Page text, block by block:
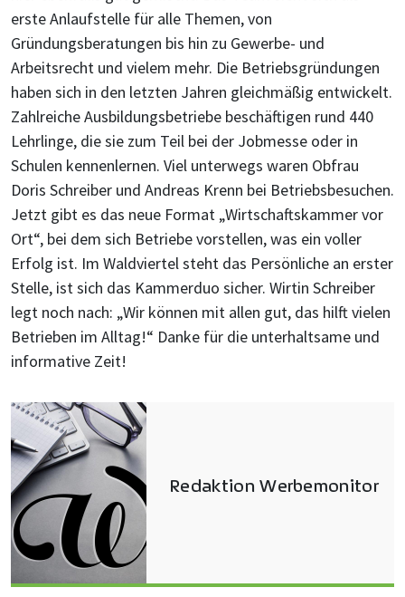
erste Anlaufstelle für alle Themen, von
Gründungsberatungen bis hin zu Gewerbe- und
Arbeitsrecht und vielem mehr. Die Betriebsgründungen
haben sich in den letzten Jahren gleichmäßig entwickelt.
Zahlreiche Ausbildungsbetriebe beschäftigen rund 440
Lehrlinge, die sie zum Teil bei der Jobmesse oder in
Schulen kennenlernen. Viel unterwegs waren Obfrau
Doris Schreiber und Andreas Krenn bei Betriebsbesuchen.
Jetzt gibt es das neue Format „Wirtschaftskammer vor
Ort“, bei dem sich Betriebe vorstellen, was ein voller
Erfolg ist. Im Waldviertel steht das Persönliche an erster
Stelle, ist sich das Kammerduo sicher. Wirtin Schreiber
legt noch nach: „Wir können mit allen gut, das hilft vielen
Betrieben im Alltag!“ Danke für die unterhaltsame und
informative Zeit!
Redaktion Werbemonitor